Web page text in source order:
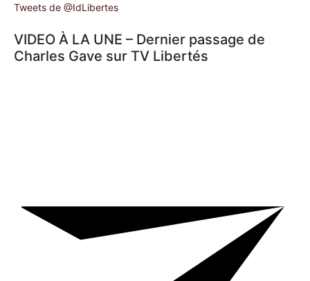
Tweets de @IdLibertes
VIDEO À LA UNE – Dernier passage de
Charles Gave sur TV Libertés